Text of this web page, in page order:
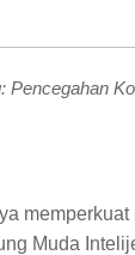
Pencegahan
Muda